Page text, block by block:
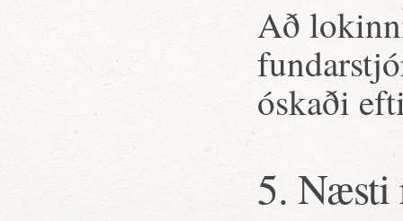
Að
óskaði
5. Næsti